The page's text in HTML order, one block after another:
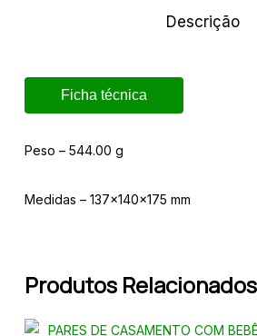
Descrição
Ficha técnica
Peso – 544.00 g
Medidas – 137x140x175 mm
Produtos Relacionados